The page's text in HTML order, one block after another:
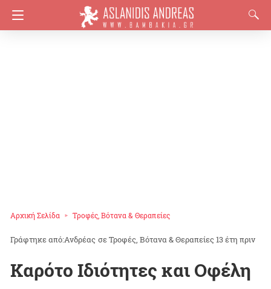
Αρχική Σελίδα Τροφές, Βότανα & Θεραπείες
Ανδρέας σεΤροφές, Βότανα & Θεραπείες 13 έτη πριν
Καρότο Ιδιότητες και Οφέλη